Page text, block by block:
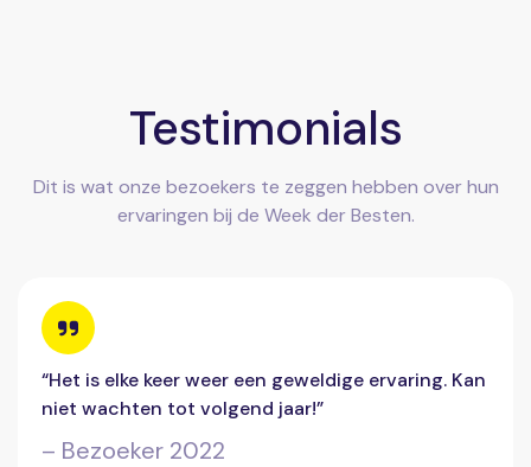
Testimonials
Dit is wat onze bezoekers te zeggen hebben over hun
ervaringen bij de Week der Besten.
“Het is elke keer weer een geweldige ervaring. Kan
niet wachten tot volgend jaar!”
– Bezoeker 2022